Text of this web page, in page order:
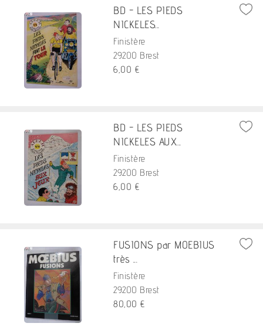
BD - LES PIEDS
NICKELES...
Finistère
29200 Brest
6,00 €
BD - LES PIEDS
NICKELES AUX...
Finistère
29200 Brest
6,00 €
FUSIONS par MOEBIUS
très ...
Finistère
29200 Brest
80,00 €